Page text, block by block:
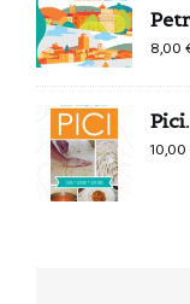
8,00
10,00